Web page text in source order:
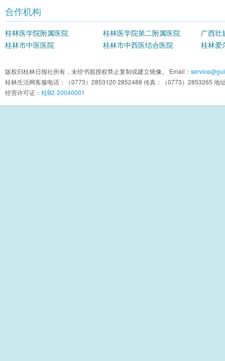
合作机构
桂林医学院附属医院 桂林医学院第二附属医院
广西壮
院
桂林市中医医院 桂林市中西医结合医院 桂林爱
版权归桂林日报社所有，未经书面授权禁止复制或建立镜像。 Email：
桂林生活网客服电话：（0773）2853120 2852488 传真：（0773）2853265 地
经营许可证： 桂B2-20040001